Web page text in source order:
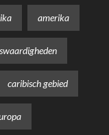
amerika
caribisch gebied